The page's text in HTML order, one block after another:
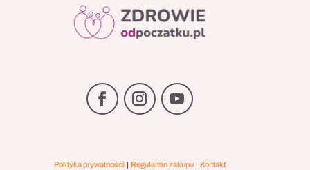
Polityka prywatności | Regulamin zakupu| Kontakt